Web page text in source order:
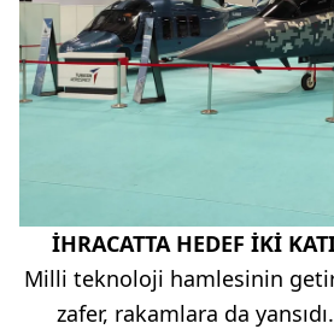
İHRACATTA HEDEF İKİ
Milli teknoloji hamlesinin
zafer, rakamlara da